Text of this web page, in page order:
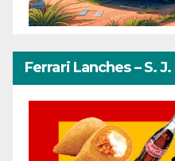
Ferrari Lanches – S.